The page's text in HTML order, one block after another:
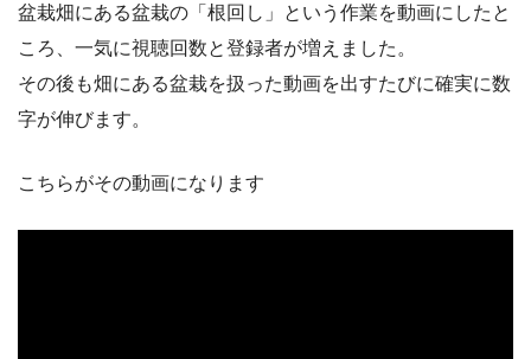
盆栽畑にある盆栽の「根回し」という作業を動画にしたと
ころ、一気に視聴回数と登録者が増えました。
その後も畑にある盆栽を扱った動画を出すたびに確実に数
字が伸びます。
こちらがその動画になります